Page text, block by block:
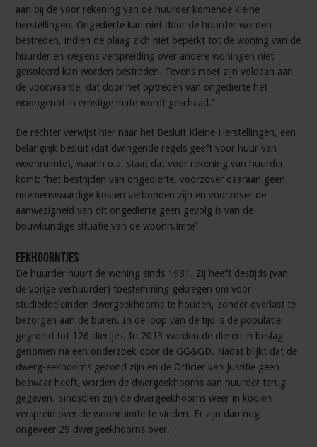
aan bij de voor rekening van de huurder komende kleine
herstellingen. Ongedierte kan niet door de huurder worden
bestreden, indien de plaag zich niet beperkt tot de woning van de
huurder en wegens verspreiding over andere woningen niet
geïsoleerd kan worden bestreden. Tevens moet zijn voldaan aan
de voorwaarde, dat door het optreden van ongedierte het
woongenot in ernstige mate wordt geschaad.”
De rechter verwijst hier naar het Besluit Kleine Herstellingen, een
belangrijk besluit (dat dwingende regels geeft voor huur van
woonruimte), waarin o.a. staat dat voor rekening van huurder
komt: “het bestrijden van ongedierte, voorzover daaraan geen
noemenswaardige kosten verbonden zijn en voorzover de
aanwezigheid van dit ongedierte geen gevolg is van de
bouwkundige situatie van de woonruimte”
Eekhoorntjes
De huurder huurt de woning sinds 1981. Zij heeft destijds (van
de vorige verhuurder) toestemming gekregen om voor
studiedoeleinden dwergeekhoorns te houden, zonder overlast te
bezorgen aan de buren. In de loop van de tijd is de populatie
gegroeid tot 126 diertjes. In 2013 worden de dieren in beslag
genomen na een onderzoek door de GG&GD. Nadat blijkt dat de
dwerg-eekhoorns gezond zijn en de Officier van Justitie geen
bezwaar heeft, worden de dwergeekhoorns aan huurder terug
gegeven. Sindsdien zijn de dwergeekhoorns weer in kooien
verspreid over de woonruimte te vinden. Er zijn dan nog
ongeveer 29 dwergeekhoorns over.